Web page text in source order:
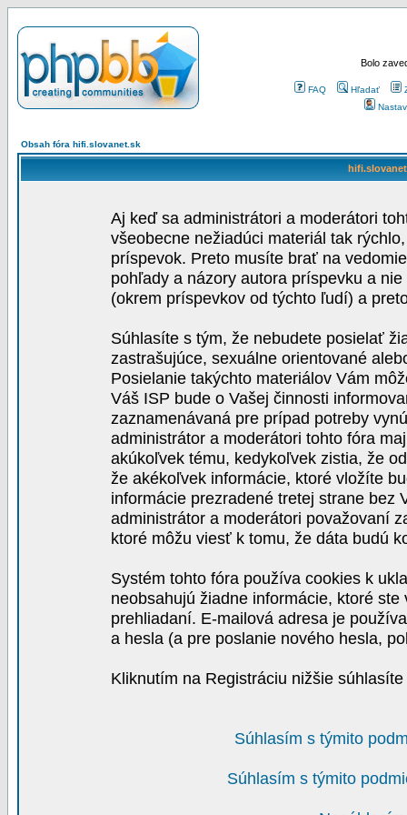
Bolo
FAQ Hľadať
Obsah fóra hifi.slovanet.sk
Aj keď sa administrátori a moderátori
všeobecne nežiadúci materiál tak
príspevok. Preto musíte brať na
pohľady a názory autora príspevku a
(okrem príspevkov od týchto ľudí) a
Súhlasíte s tým, že nebudete posielať
zastrašujúce, sexuálne orientované
Posielanie takýchto materiálov Vám
Váš ISP bude o Vašej činnosti
zaznamenávaná pre prípad potreby
administrátor a moderátori tohto fóra
akúkoľvek tému, kedykoľvek zistia, že
že akékoľvek informácie, ktoré vložíte
informácie prezradené tretej strane bez
administrátor a moderátori považovaní
ktoré môžu viesť k tomu, že dáta budú
Systém tohto fóra používa cookies k
neobsahujú žiadne informácie, ktoré
prehliadaní. E-mailová adresa je
a hesla (a pre poslanie nového hesla,
Kliknutím na Registráciu nižšie
Súhlasím s týmito
Súhlasím s týmito